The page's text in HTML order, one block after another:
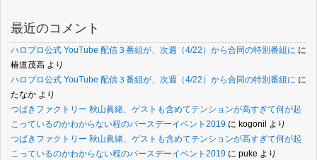
最近のコメント
ハロプロ公式 YouTube 配信３番組が、次週（4/22）から合同の特別番組に に
椿道茂高 より
ハロプロ公式 YouTube 配信３番組が、次週（4/22）から合同の特別番組に に
たなか より
つばきファクトリー 秋山眞緒、ゲストも含めてテンションが高すぎて何が起
こっているのかわからない程のバースデーイベント2019 に kogonil より
つばきファクトリー 秋山眞緒、ゲストも含めてテンションが高すぎて何が起
こっているのかわからない程のバースデーイベント2019 に puke より